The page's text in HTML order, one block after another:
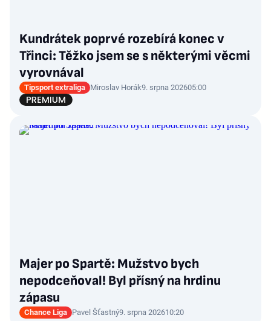
Kundrátek poprvé rozebírá konec v
Třinci: Těžko jsem se s některými věcmi
vyrovnával
Tipsport extraliga Miroslav Horák9. srpna 202605:00
Majer po Spartě: Mužstvo bych
nepodceňoval! Byl přísný na hrdinu
zápasu
Chance Liga Pavel Šťastný9. srpna 202610:20